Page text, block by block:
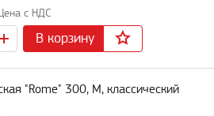
В корзину
"Rome" 300, M, классический